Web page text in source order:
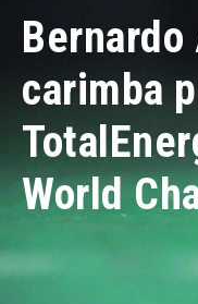
carimba
World